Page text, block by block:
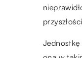
Jednostkę